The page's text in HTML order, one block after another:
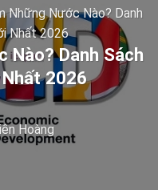
Những Nước Nào? Danh
Nhất 2026
Nào? Danh Sách
2026
Hoàng